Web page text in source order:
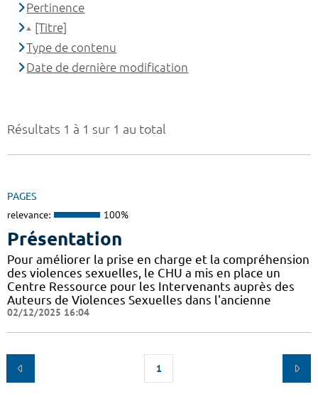
Résultats 1 à 1 sur 1 au total
PAGES
relevance: 100%
Présentation
Pour améliorer la prise en charge et la compréhension
des violences sexuelles, le CHU a mis en place un
Centre Ressource pour les Intervenants auprès des
Auteurs de Violences Sexuelles dans l'ancienne
02/12/2025 16:04
1
Pertinence
[Titre]
Type de contenu
Date de dernière modification